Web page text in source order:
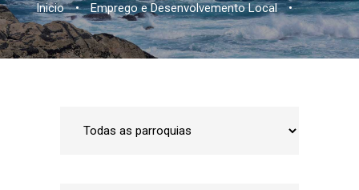
Inicio • Emprego e Desenvolvemento Local •